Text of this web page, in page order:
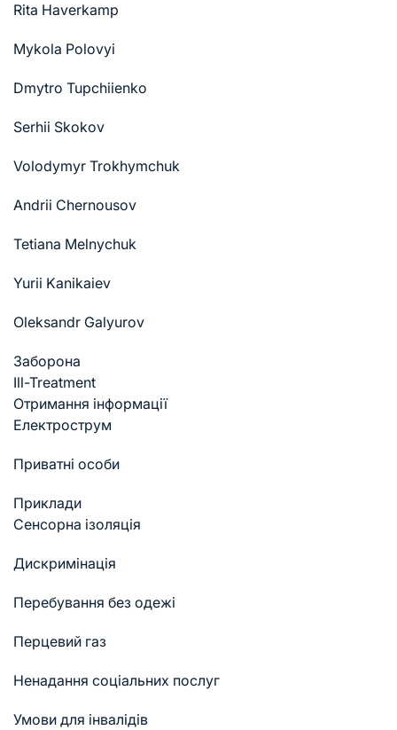
Rita Haverkamp
Mykola Polovyi
Dmytro Tupchiienko
Serhii Skokov
Volodymyr Trokhymchuk
Andrii Chernousov
Tetiana Melnychuk
Yurii Kanikaiev
Oleksandr Galyurov
Заборона
Ill-Treatment
Отримання інформації
Електрострум
Приватні особи
Приклади
Cенсорна ізоляція
Дискримінація
Перебування без одежі
Перцевий газ
Ненадання соціальних послуг
Умови для інвалідів